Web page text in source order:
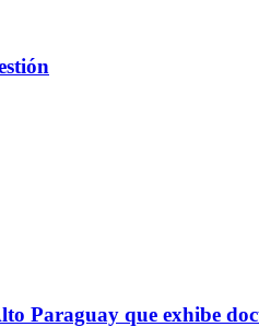
Paraguay que exhibe